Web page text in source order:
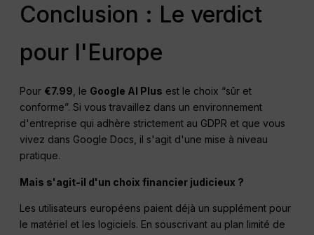
Conclusion : Le verdict
pour l'Europe
Pour €7.99 , le Google AI Plus est le choix “sûr et
conforme”. Si vous travaillez dans un environnement
d'entreprise qui adhère strictement au GDPR et que vous
vivez dans Google Docs, il s'agit d'une mise à niveau
pratique.
Mais s'agit-il d'un choix financier judicieux ?
Les utilisateurs européens paient déjà un supplément pour
le matériel et les logiciels. En souscrivant au plan limité de